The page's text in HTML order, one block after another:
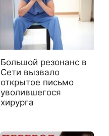
Большой резонанс в
Сети вызвало
открытое письмо
уволившегося
хирурга